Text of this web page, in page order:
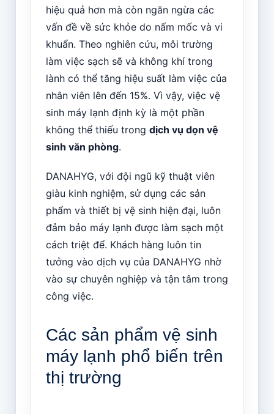
hiệu quả hơn mà còn ngăn ngừa các
vấn đề về sức khỏe do nấm mốc và vi
khuẩn. Theo nghiên cứu, môi trường
làm việc sạch sẽ và không khí trong
lành có thể tăng hiệu suất làm việc của
nhân viên lên đến 15%. Vì vậy, việc vệ
sinh máy lạnh định kỳ là một phần
không thể thiếu trong dịch vụ dọn vệ
sinh văn phòng.
DANAHYG, với đội ngũ kỹ thuật viên
giàu kinh nghiệm, sử dụng các sản
phẩm và thiết bị vệ sinh hiện đại, luôn
đảm bảo máy lạnh được làm sạch một
cách triệt để. Khách hàng luôn tin
tưởng vào dịch vụ của DANAHYG nhờ
vào sự chuyên nghiệp và tận tâm trong
công việc.
Các sản phẩm vệ sinh
máy lạnh phổ biến trên
thị trường